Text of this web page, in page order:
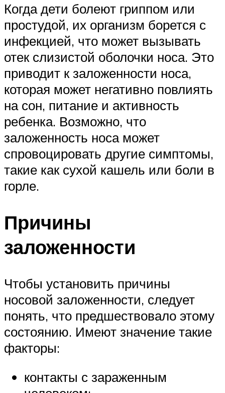
Когда дети болеют гриппом или
простудой, их организм борется с
инфекцией, что может вызывать
отек слизистой оболочки носа. Это
приводит к заложенности носа,
которая может негативно повлиять
на сон, питание и активность
ребенка. Возможно, что
заложенность носа может
спровоцировать другие симптомы,
такие как сухой кашель или боли в
горле.
Причины
заложенности
Чтобы установить причины
носовой заложенности, следует
понять, что предшествовало этому
состоянию. Имеют значение такие
факторы:
контакты с зараженным